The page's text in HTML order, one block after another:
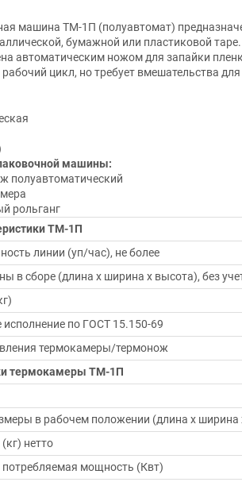
машина ТМ-1П (полуавтомат)
бумажной или пластиковой таре.
автоматическим ножом для запайки
цикл, но требует вмешательства
машины:
полуавтоматический
рольганг
ТМ-1П
линии (уп/час), не более
в сборе (длина х ширина х высота), без
исполнение по ГОСТ 15.150-69
термокамеры/термонож
термокамеры ТМ-1П
в рабочем положении (длина х
нетто
мощность (Квт)